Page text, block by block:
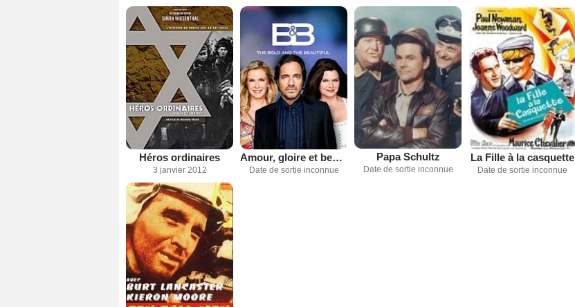
Héros ordinaires
3 janvier 2012
Amour, gloire et beauté
Date de sortie inconnue
Papa Schultz
Date de sortie inconnue
La Fille à la casquette
Date de sortie inconnue